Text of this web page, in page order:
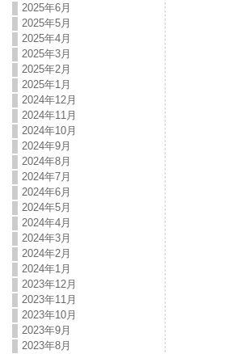
2025年6月
2025年5月
2025年4月
2025年3月
2025年2月
2025年1月
2024年12月
2024年11月
2024年10月
2024年9月
2024年8月
2024年7月
2024年6月
2024年5月
2024年4月
2024年3月
2024年2月
2024年1月
2023年12月
2023年11月
2023年10月
2023年9月
2023年8月